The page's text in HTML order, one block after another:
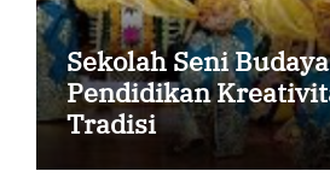
Sekolah Seni
Pendidikan
Tradisi